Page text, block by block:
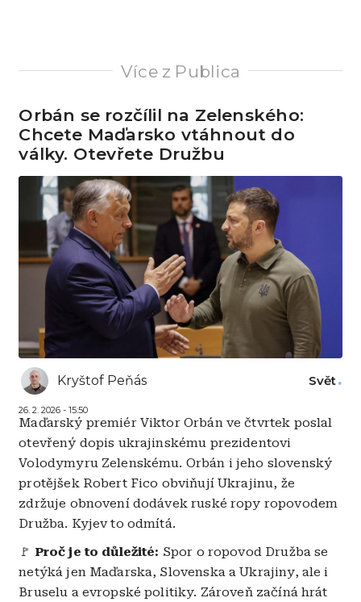
Více z Publica
Orbán se rozčílil na Zelenského:
Chcete Maďarsko vtáhnout do
války. Otevřete Družbu
Kryštof Peňás
26. 2. 2026 - 15:50
Svět
Maďarský premiér Viktor Orbán ve čtvrtek poslal
otevřený dopis ukrajinskému prezidentovi
Volodymyru Zelenskému. Orbán i jeho slovenský
protějšek Robert Fico obviňují Ukrajinu, že
zdržuje obnovení dodávek ruské ropy ropovodem
Družba. Kyjev to odmítá.
🚩 Proč je to důležité: Spor o ropovod Družba se
netýká jen Maďarska, Slovenska a Ukrajiny, ale i
Bruselu a evropské politiky. Zároveň začíná hrát